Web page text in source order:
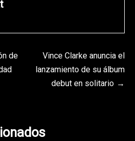
de
Vince Clarke anuncia el
lanzamiento de su álbum
debut en solitario